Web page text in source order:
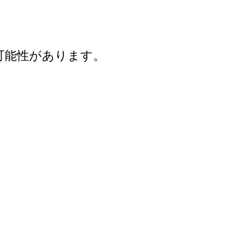
性があります。